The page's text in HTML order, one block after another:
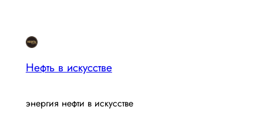
Нефть в искусстве
энергия нефти в искусстве